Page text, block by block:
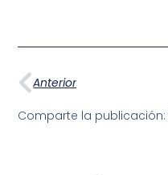
Anterior
Comparte la publicación: